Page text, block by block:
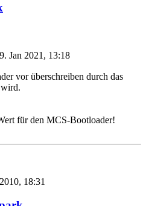
Jan 2021, 13:18
vor überschreiben durch das
für den MCS-Bootloader!
18:31